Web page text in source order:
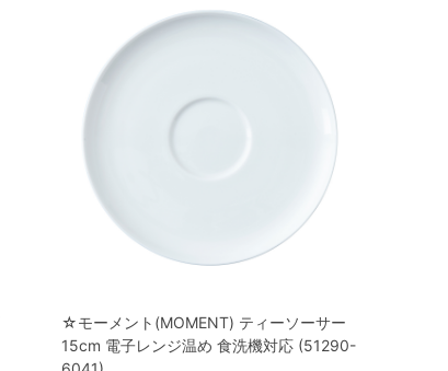
☆モーメント(MOMENT) ティーソーサー
15cm 電子レンジ温め 食洗機対応 (51290-